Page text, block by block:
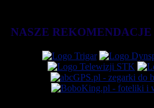
NASZE REKOMENDACJE